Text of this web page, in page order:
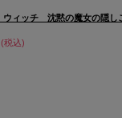
ウィッチ 沈黙の魔女の隠し
税込)